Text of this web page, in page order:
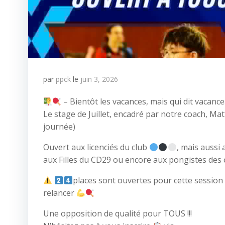
par ppck le juin 3, 2026
– Bientôt les vacances, mais qui dit
Le stage de Juillet, encadré par notre coach,
journée)
Ouvert aux licenciés du club
, mais aussi
aux Filles du CD29 ou encore aux pongistes des
places sont ouvertes pour cette session
relancer
Une opposition de qualité pour TOUS !!!